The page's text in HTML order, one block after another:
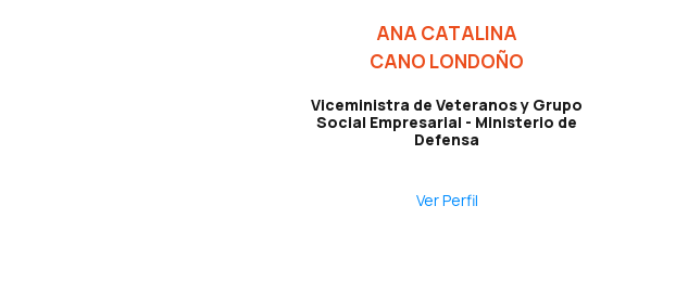
ANA CATALINA
CANO LONDOÑO
Viceministra de Veteranos y Grupo
Social Empresarial - Ministerio de
Defensa
Ver Perfil